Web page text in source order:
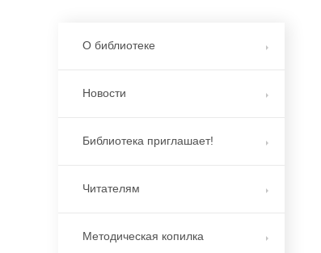
О библиотеке
Новости
Библиотека приглашает!
Читателям
Методическая копилка